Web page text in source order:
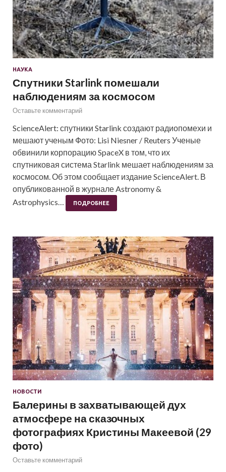
НАУКА
Спутники Starlink помешали
наблюдениям за космосом
Оставьте комментарий
ScienceAlert: спутники Starlink создают радиопомехи и
мешают ученым Фото: Lisi Niesner / Reuters Ученые
обвинили корпорацию SpaceX в том, что их
спутниковая система Starlink мешает наблюдениям за
космосом. Об этом сообщает издание ScienceAlert. В
опубликованной в журнале Astronomy &
Astrophysics…
ПОДРОБНЕЕ
НОВОСТИ
Балерины в захватывающей дух
атмосфере на сказочных
фотографиях Кристины Макеевой (29
фото)
Оставьте комментарий